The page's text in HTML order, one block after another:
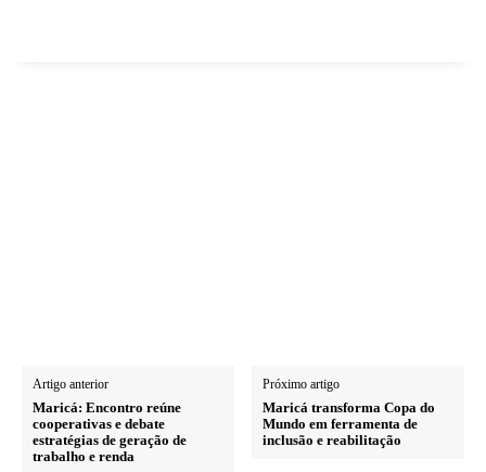
Artigo anterior
Maricá: Encontro reúne
cooperativas e debate
estratégias de geração de
trabalho e renda
Próximo artigo
Maricá transforma Copa do
Mundo em ferramenta de
inclusão e reabilitação